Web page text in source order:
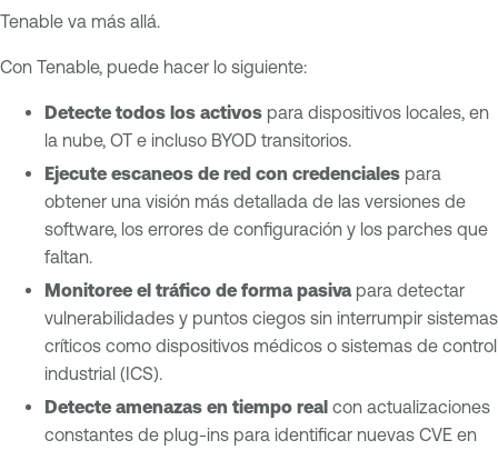
Tenable va más allá.
Con Tenable, puede hacer lo siguiente:
Detecte todos los activos para dispositivos locales, en
la nube, OT e incluso BYOD transitorios.
Ejecute escaneos de red con credenciales para
obtener una visión más detallada de las versiones de
software, los errores de configuración y los parches que
faltan.
Monitoree el tráfico de forma pasiva para detectar
vulnerabilidades y puntos ciegos sin interrumpir sistemas
críticos como dispositivos médicos o sistemas de control
industrial (ICS).
Detecte amenazas en tiempo real con actualizaciones
constantes de plug-ins para identificar nuevas CVE en